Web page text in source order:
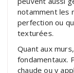
notamment les
perfection ou
texturées.
Quant aux
fondamentaux.
chaude ou y